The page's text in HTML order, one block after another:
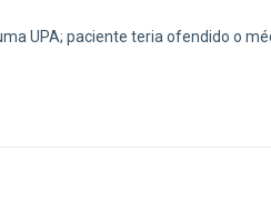
UPA; paciente teria ofendido o